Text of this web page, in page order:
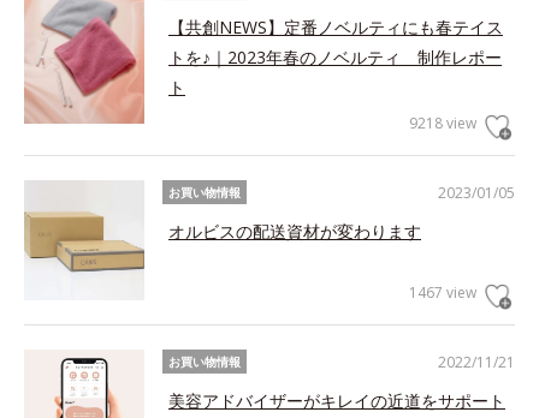
【共創NEWS】定番ノベルティにも春テイス
トを♪｜2023年春のノベルティ 制作レポー
ト
9218 view
2023/01/05
お買い物情報
オルビスの配送資材が変わります
1467 view
2022/11/21
お買い物情報
美容アドバイザーがキレイの近道をサポート